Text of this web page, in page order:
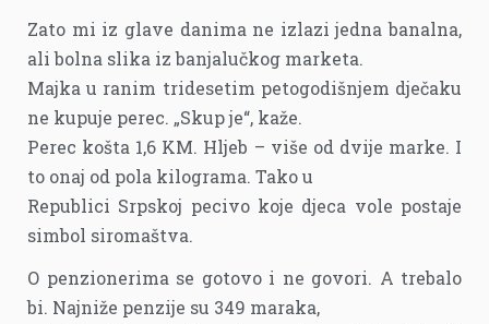
Zato mi iz glave danima ne izlazi jedna banalna,
ali bolna slika iz banjalučkog marketa.
Majka u ranim tridesetim petogodišnjem dječaku
ne kupuje perec. „Skup je“, kaže.
Perec košta 1,6 KM. Hljeb – više od dvije marke. I
to onaj od pola kilograma. Tako u
Republici Srpskoj pecivo koje djeca vole postaje
simbol siromaštva.
O penzionerima se gotovo i ne govori. A trebalo
bi. Najniže penzije su 349 maraka,